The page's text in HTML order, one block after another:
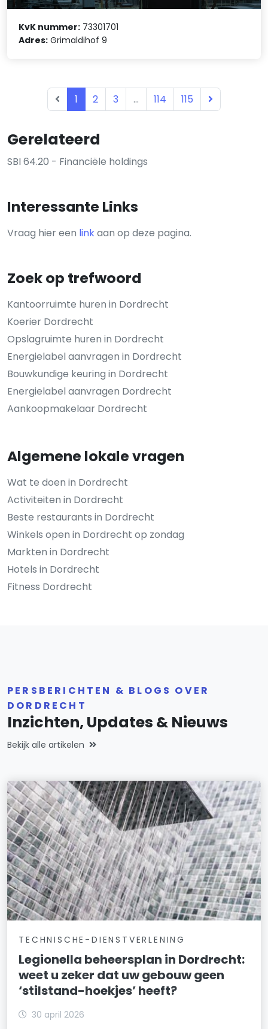
Gerelateerd
SBI 64.20 - Financiële holdings
Interessante Links
Vraag hier een linkaan op deze pagina.
Zoek op trefwoord
Kantoorruimte huren in Dordrecht
Koerier Dordrecht
Opslagruimte huren in Dordrecht
Energielabel aanvragen in Dordrecht
Bouwkundige keuring in Dordrecht
Energielabel aanvragen Dordrecht
Aankoopmakelaar Dordrecht
Algemene lokale vragen
Wat te doen in Dordrecht
Activiteiten in Dordrecht
Beste restaurants in Dordrecht
Winkels open in Dordrecht op zondag
Markten in Dordrecht
Hotels in Dordrecht
Fitness Dordrecht
KvK nummer: 73301701
Adres: Grimaldihof 9
1 2 3 ... 114 115
PERSBERICHTEN & BLOGS OVER
DORDRECHT
Inzichten, Updates & Nieuws
Bekijk alle artikelen
TECHNISCHE-DIENSTVERLENING
Legionella beheersplan in Dordrecht:
weet u zeker dat uw gebouw geen
‘stilstand-hoekjes’ heeft?
30 april 2026